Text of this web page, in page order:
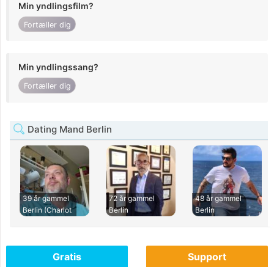
Min yndlingsfilm?
Fortæller dig
Min yndlingssang?
Fortæller dig
Dating Mand Berlin
39 år gammel
Berlin (Charlot
72 år gammel
Berlin
48 år gammel
Berlin
Gratis Support